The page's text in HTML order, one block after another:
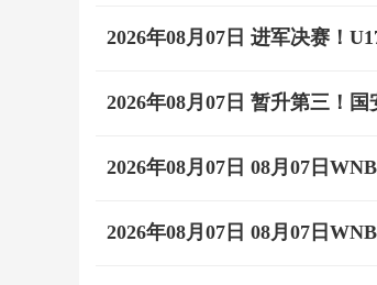
2026年08月07日 进军决赛！
2026年08月07日 暂升第三！
2026年08月07日 08月07日
2026年08月07日 08月07日